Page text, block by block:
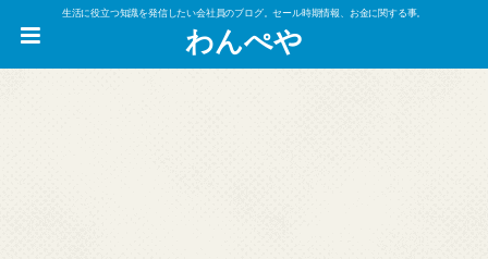
生活に役立つ知識を発信したい会社員のブログ。セール時期情報、お金に関する事。
わんぺや